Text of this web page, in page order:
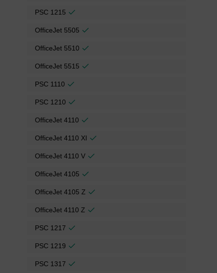
PSC 1215
OfficeJet 5505
OfficeJet 5510
OfficeJet 5515
PSC 1110
PSC 1210
OfficeJet 4110
OfficeJet 4110 XI
OfficeJet 4110 V
OfficeJet 4105
OfficeJet 4105 Z
OfficeJet 4110 Z
PSC 1217
PSC 1219
PSC 1317